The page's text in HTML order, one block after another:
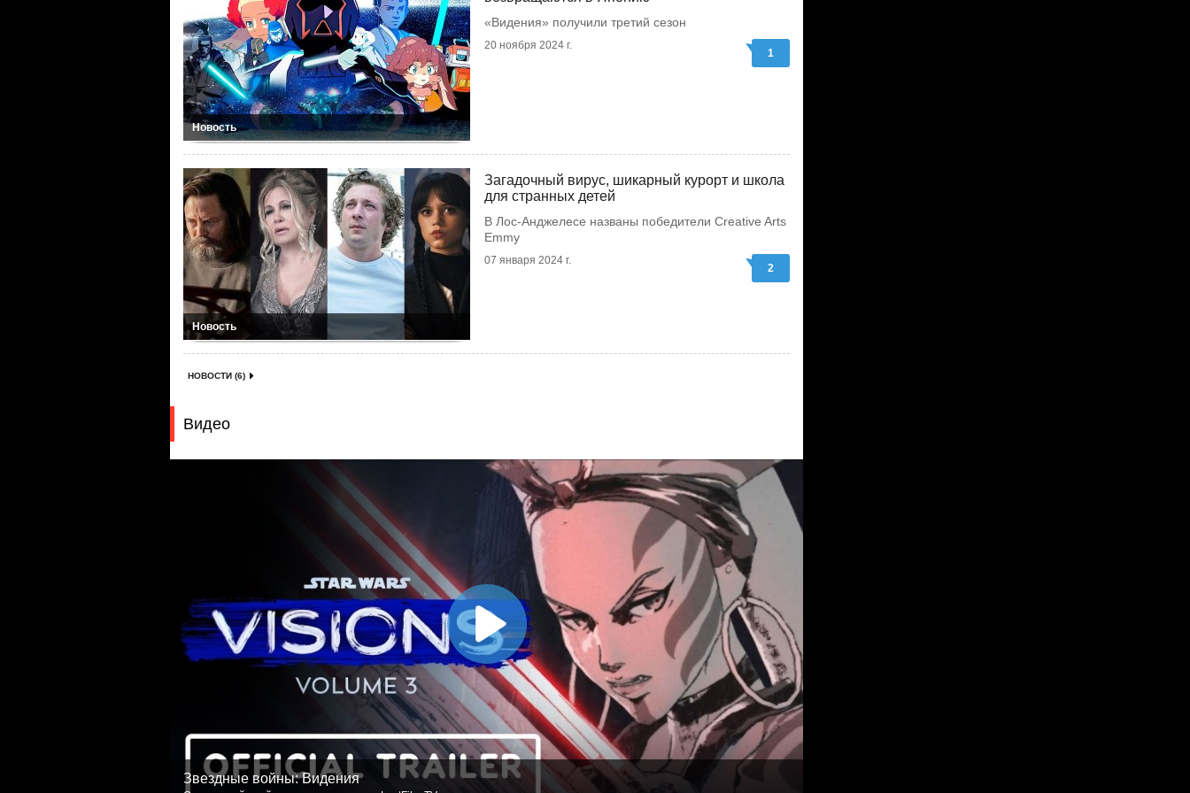
Новость
«Видения» получили третий сезон
20 ноября 2024 г.
1
Новость
Загадочный вирус, шикарный курорт и школа
для странных детей
В Лос-Анджелесе названы победители Creative Arts
Emmy
07 января 2024 г.
2
НОВОСТИ (6)
Видео
Звездные войны: Видения